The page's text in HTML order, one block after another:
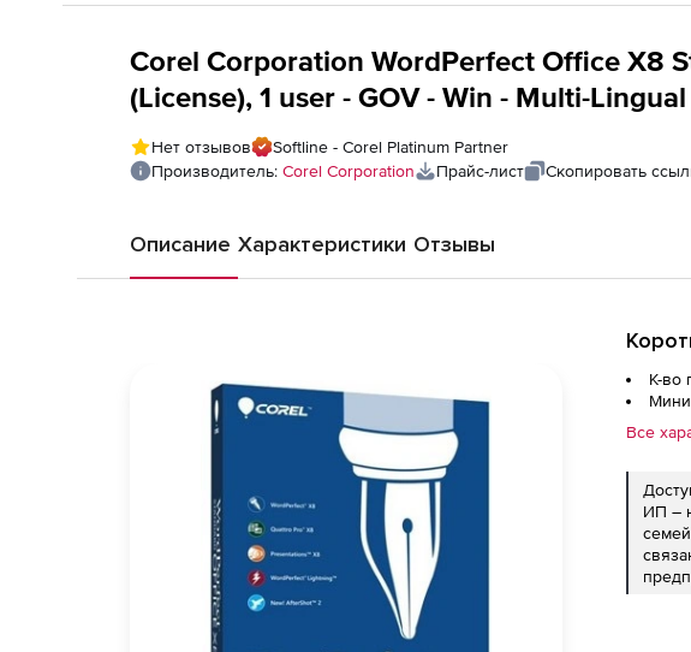
Corel Corporation WordPerfect Office X8
(License), 1 user - GOV - Win - Multi-Lingual
Нет отзывов
Softline - Corel Platinum Partner
Производитель: Corel Corporation Прайс-лист Скопировать
Описание Характеристики Отзывы
К-во
Все
ИП –